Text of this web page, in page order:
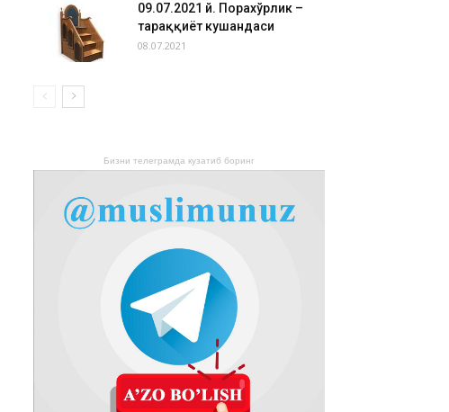
09.07.2021 й. Порахўрлик –
тараққиёт кушандаси
08.07.2021
Бизни телеграмда кузатиб боринг